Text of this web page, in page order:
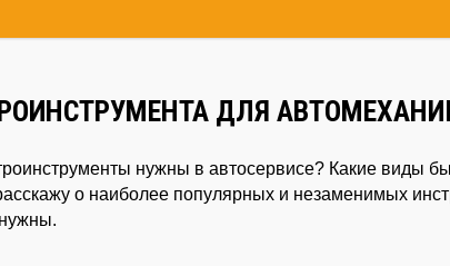
ДЛЯ
нужны в автосервисе? Какие виды
о наиболее популярных и незаменимых